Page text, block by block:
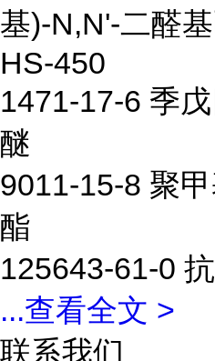
基)-N,N'-二醛
HS-450
1471-17-6 季
醚
9011-15-8 聚
酯
125643-61-0
...查看全文 >
联系我们